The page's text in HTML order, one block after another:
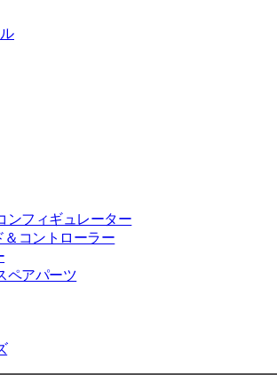
ンフィギュレーター
＆コントローラー
ペアパーツ